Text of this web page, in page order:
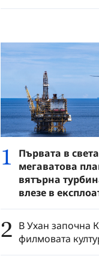
1
Първата в
мегаватова
вятърна
влезе в
2 В Ухан започна
филмовата